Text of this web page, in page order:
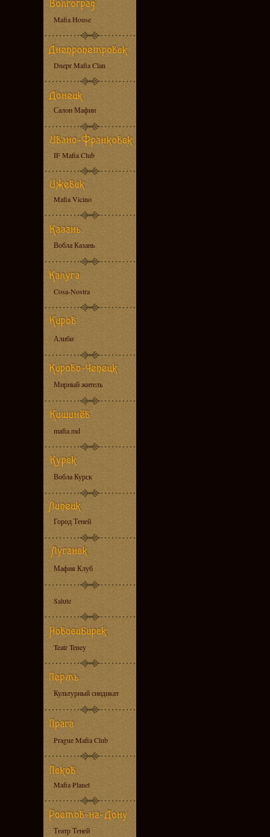
Mafia House
Dnepr Mafia Clan
Салон Мафии
IF Mafia Club
Mafia Vicino
Вобла Казань
Cosa-Nostra
Алиби
Мирный житель
mafia.md
Вобла Курск
Город Теней
Мафия Клуб
Salute
Teatr Teney
Культурный синдикат
Prague Mafia Club
Mafia Planet
Театр Теней